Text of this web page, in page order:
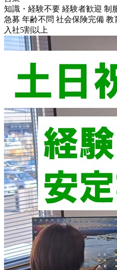
知識・経験不要 経験者歓迎 制
急募 年齢不問 社会保険完備 教
入社5割以上